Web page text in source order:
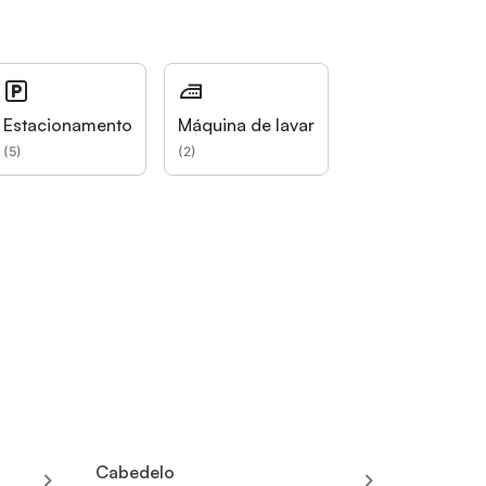
Estacionamento
(5)
Máquina de lavar
(2)
Cabedelo